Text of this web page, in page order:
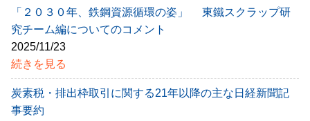
「２０３０年、鉄鋼資源循環の姿」 東鐵スクラップ研
究チーム編についてのコメント
2025/11/23
続きを見る
炭素税・排出枠取引に関する21年以降の主な日経新聞記
事要約